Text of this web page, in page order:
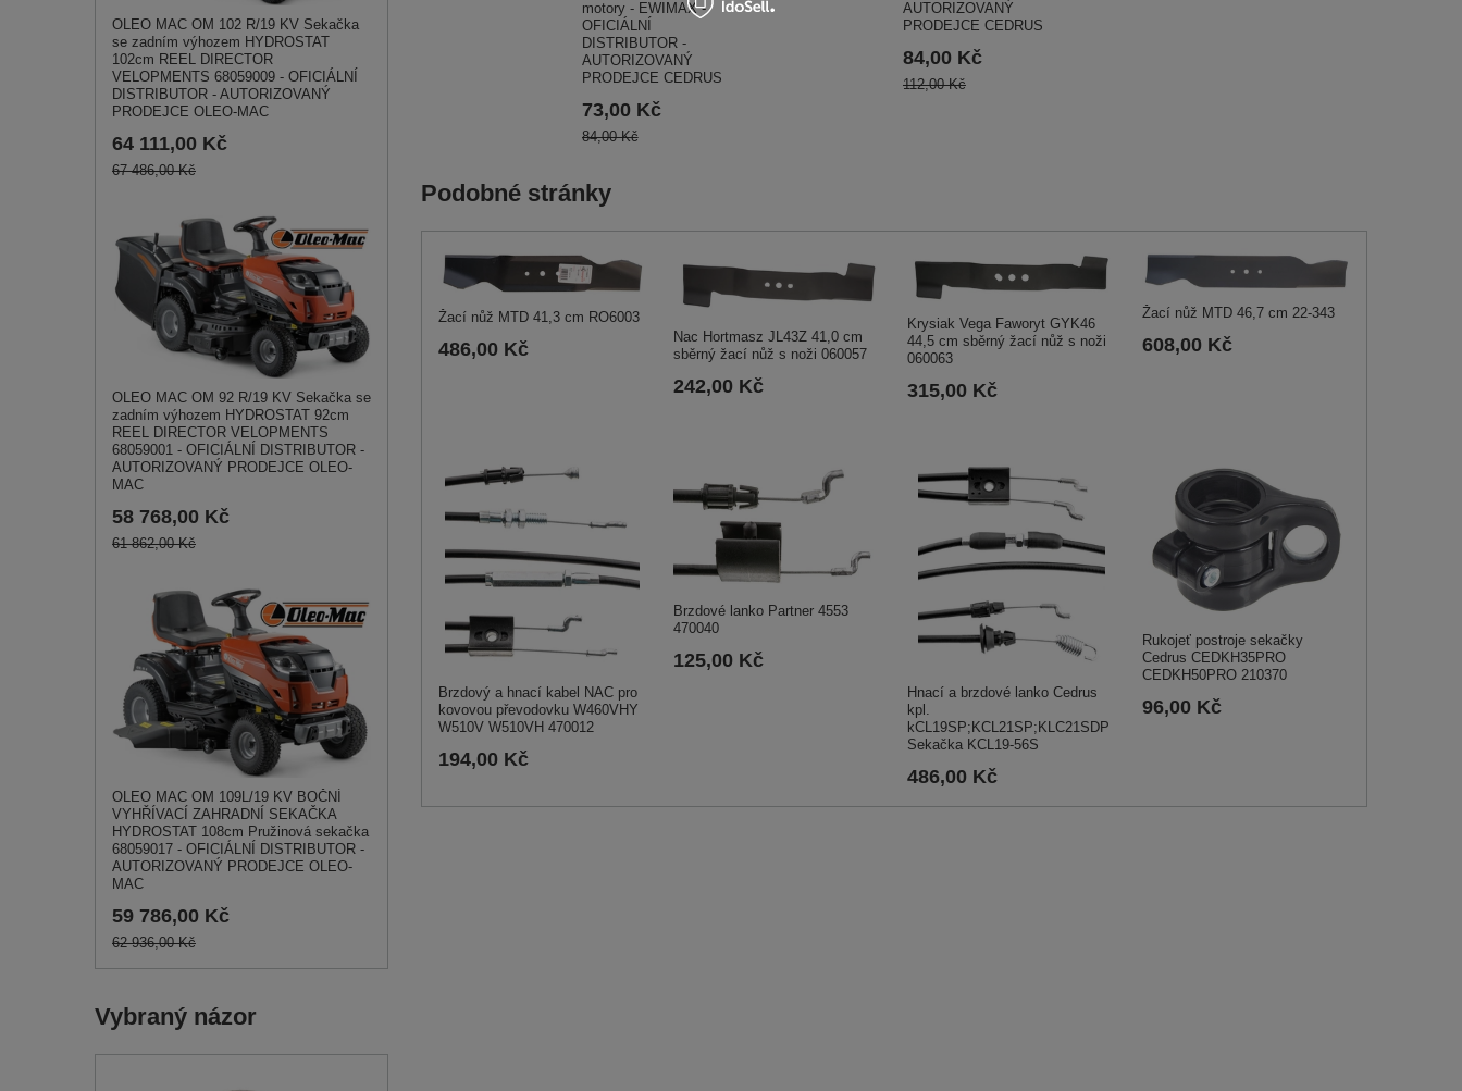
OLEO MAC OM 102 R/19 KV Sekačka
se zadním výhozem HYDROSTAT
102cm REEL DIRECTOR
VELOPMENTS 68059009 - OFICIÁLNÍ
DISTRIBUTOR - AUTORIZOVANÝ
PRODEJCE OLEO-MAC
64 111,00 Kč
67 486,00 Kč
OLEO MAC OM 92 R/19 KV Sekačka se
zadním výhozem HYDROSTAT 92cm
REEL DIRECTOR VELOPMENTS
68059001 - OFICIÁLNÍ DISTRIBUTOR -
AUTORIZOVANÝ PRODEJCE OLEO-
MAC
58 768,00 Kč
61 862,00 Kč
OLEO MAC OM 109L/19 KV BOČNÍ
VYHŘÍVACÍ ZAHRADNÍ SEKAČKA
HYDROSTAT 108cm Pružinová sekačka
68059017 - OFICIÁLNÍ DISTRIBUTOR -
AUTORIZOVANÝ PRODEJCE OLEO-
MAC
59 786,00 Kč
62 936,00 Kč
Vybraný názor
motory - EWIMAX -
OFICIÁLNÍ
DISTRIBUTOR -
AUTORIZOVANÝ
PRODEJCE CEDRUS
73,00 Kč
84,00 Kč
AUTORIZOVANÝ
PRODEJCE CEDRUS
84,00 Kč
112,00 Kč
Podobné stránky
Žací nůž MTD 41,3 cm RO6003
486,00 Kč
Nac Hortmasz JL43Z 41,0 cm
sběrný žací nůž s noži 060057
242,00 Kč
Krysiak Vega Faworyt GYK46
44,5 cm sběrný žací nůž s noži
060063
315,00 Kč
Žací nůž MTD 46,7 cm 22-343
608,00 Kč
Brzdový a hnací kabel NAC pro
kovovou převodovku W460VHY
W510V W510VH 470012
194,00 Kč
Brzdové lanko Partner 4553
470040
125,00 Kč
Hnací a brzdové lanko Cedrus
kpl.
kCL19SP;KCL21SP;KLC21SDP
Sekačka KCL19-56S
486,00 Kč
Rukojeť postroje sekačky
Cedrus CEDKH35PRO
CEDKH50PRO 210370
96,00 Kč